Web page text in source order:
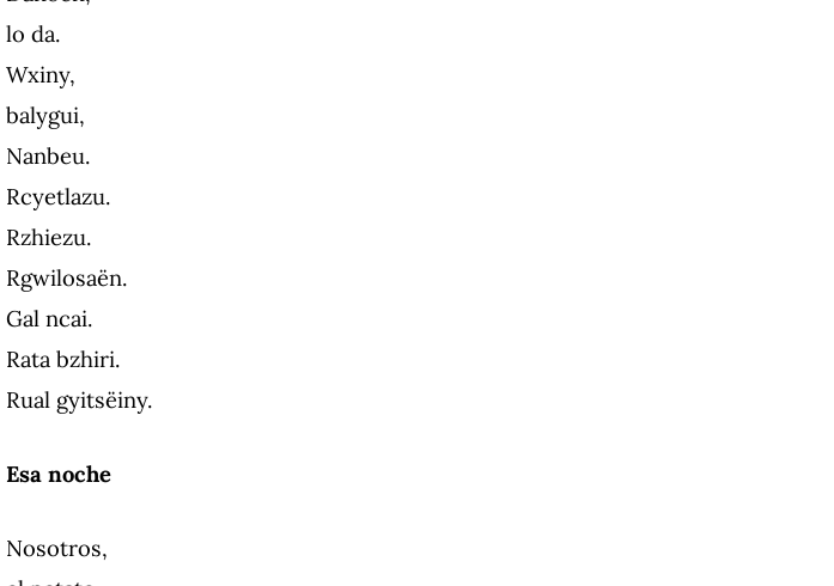
lo da.
Wxiny,
balygui,
Nanbeu.
Rcyetlazu.
Rzhiezu.
Rgwilosaën.
Gal ncai.
Rata bzhiri.
Rual gyitsëiny.
Esa noche
Nosotros,